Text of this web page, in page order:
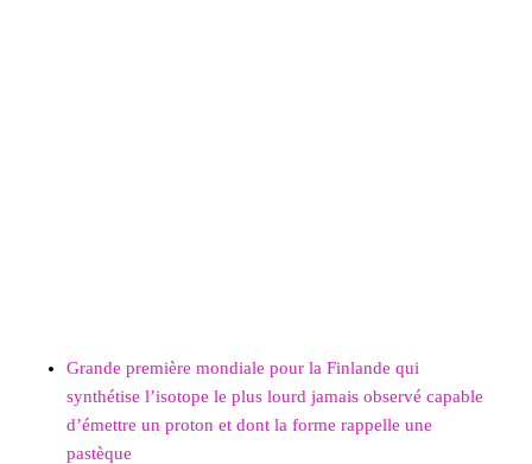
Grande première mondiale pour la Finlande qui
synthétise l’isotope le plus lourd jamais observé capable
d’émettre un proton et dont la forme rappelle une
pastèque